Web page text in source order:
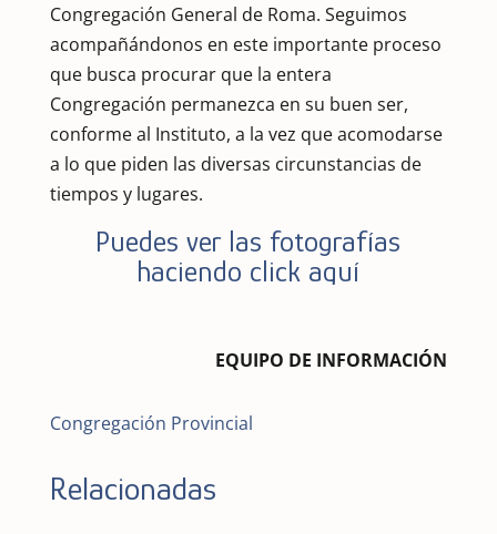
Congregación General de Roma. Seguimos
acompañándonos en este importante proceso
que busca procurar que la entera
Congregación permanezca en su buen ser,
conforme al Instituto, a la vez que acomodarse
a lo que piden las diversas circunstancias de
tiempos y lugares.
Puedes ver las fotografías
haciendo click aquí
EQUIPO DE INFORMACIÓN
Congregación Provincial
Relacionadas